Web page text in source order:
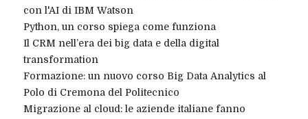
con l'AI di IBM Watson
Python, un corso spiega come funziona
Il CRM nell’era dei big data e della digital
transformation
Formazione: un nuovo corso Big Data Analytics al
Polo di Cremona del Politecnico
Migrazione al cloud: le aziende italiane fanno